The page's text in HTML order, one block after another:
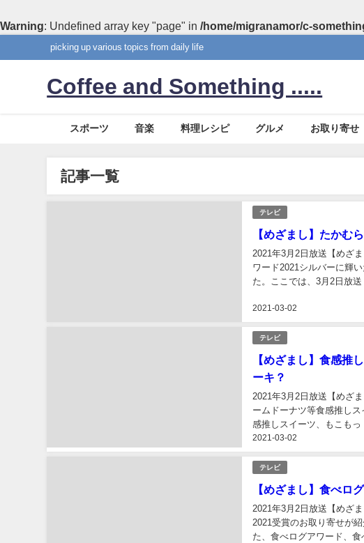
Warning: Undefined array key "page" in /home/migranamor/c-
picking up various topics from daily life
Coffee and Something .....
スポーツ 音楽 料理レシピ グルメ お取り寄せ
記事一覧
テレビ
【めざまし】たかむ
2021-03-02
2021年3月2日放送【めざ
ワード2021シルバーに輝
た。ここでは、3月2日放
テレビ
【めざまし】食感推
ーキ？
2021-03-02
2021年3月2日放送【めざ
ームドーナツ等食感推し
感推しスイーツ、もこもっ
ワイアンチーズケーキにつ
テレビ
【めざまし】食べロ
2021年3月2日放送【めざ
2021受賞のお取り寄せが
た、食べログアワード、